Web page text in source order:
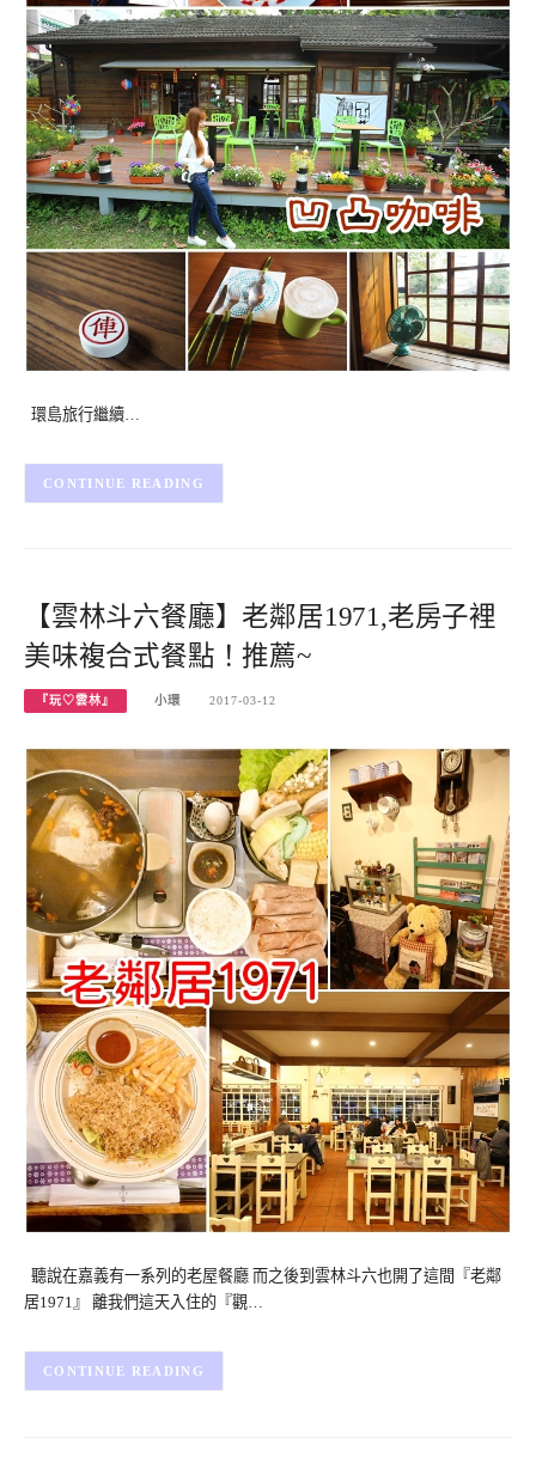
環島旅行繼續…
CONTINUE READING
【雲林斗六餐廳】老鄰居1971,老房子裡
美味複合式餐點！推薦~
『玩♡雲林』 小環 2017-03-12
聽說在嘉義有一系列的老屋餐廳 而之後到雲林斗六也開了這間『老鄰
居1971』 離我們這天入住的『觀…
CONTINUE READING